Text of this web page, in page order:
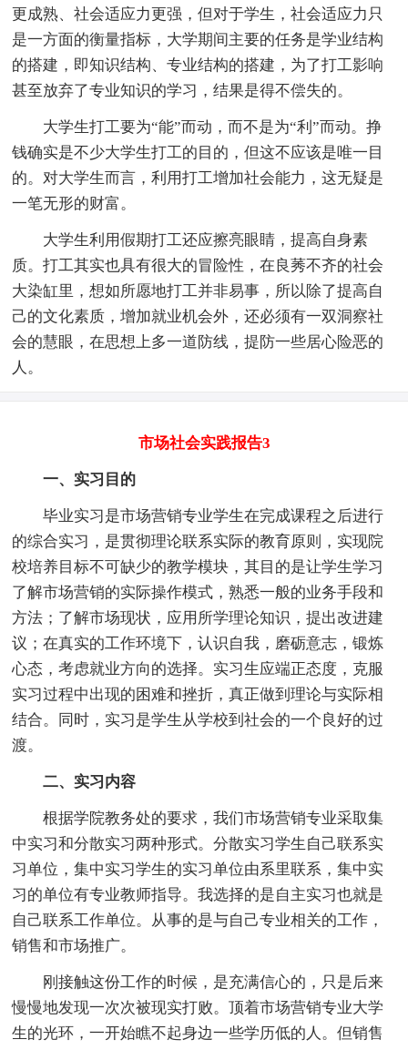
更成熟、社会适应力更强，但对于学生，社会适应力只
是一方面的衡量指标，大学期间主要的任务是学业结构
的搭建，即知识结构、专业结构的搭建，为了打工影响
甚至放弃了专业知识的学习，结果是得不偿失的。
大学生打工要为“能”而动，而不是为“利”而动。挣
钱确实是不少大学生打工的目的，但这不应该是唯一目
的。对大学生而言，利用打工增加社会能力，这无疑是
一笔无形的财富。
大学生利用假期打工还应擦亮眼睛，提高自身素
质。打工其实也具有很大的冒险性，在良莠不齐的社会
大染缸里，想如所愿地打工并非易事，所以除了提高自
己的文化素质，增加就业机会外，还必须有一双洞察社
会的慧眼，在思想上多一道防线，提防一些居心险恶的
人。
市场社会实践报告3
一、实习目的
毕业实习是市场营销专业学生在完成课程之后进行
的综合实习，是贯彻理论联系实际的教育原则，实现院
校培养目标不可缺少的教学模块，其目的是让学生学习
了解市场营销的实际操作模式，熟悉一般的业务手段和
方法；了解市场现状，应用所学理论知识，提出改进建
议；在真实的工作环境下，认识自我，磨砺意志，锻炼
心态，考虑就业方向的选择。实习生应端正态度，克服
实习过程中出现的困难和挫折，真正做到理论与实际相
结合。同时，实习是学生从学校到社会的一个良好的过
渡。
二、实习内容
根据学院教务处的要求，我们市场营销专业采取集
中实习和分散实习两种形式。分散实习学生自己联系实
习单位，集中实习学生的实习单位由系里联系，集中实
习的单位有专业教师指导。我选择的是自主实习也就是
自己联系工作单位。从事的是与自己专业相关的工作，
销售和市场推广。
刚接触这份工作的时候，是充满信心的，只是后来
慢慢地发现一次次被现实打败。顶着市场营销专业大学
生的光环，一开始瞧不起身边一些学历低的人。但销售